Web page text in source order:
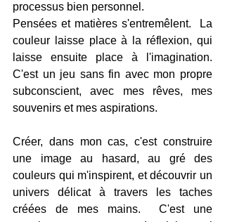
processus bien personnel.
Pensées et matières s'entremêlent.  La
couleur laisse place à la réflexion, qui
laisse ensuite place à l'imagination.
C'est un jeu sans fin avec mon propre
subconscient, avec mes rêves, mes
souvenirs et mes aspirations.
Créer, dans mon cas, c'est construire
une image au hasard, au gré des
couleurs qui m'inspirent, et découvrir un
univers délicat à travers les taches
créées de mes mains.  C'est une